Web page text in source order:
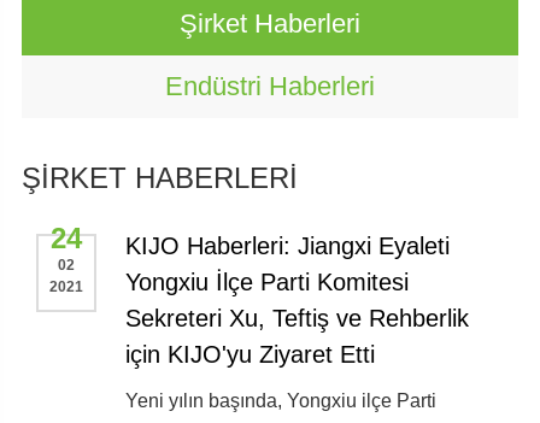
Şirket Haberleri
Endüstri Haberleri
ŞIRKET HABERLERI
24
02
2021
KIJO Haberleri: Jiangxi Eyaleti
Yongxiu İlçe Parti Komitesi
Sekreteri Xu, Teftiş ve Rehberlik
için KIJO'yu Ziyaret Etti
Yeni yılın başında, Yongxiu ilçe Parti